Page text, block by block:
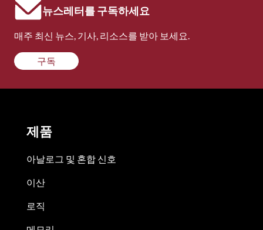
뉴스레터를 구독하세요
매주 최신 뉴스, 기사, 리소스를 받아 보세요.
구독
제품
아날로그 및 혼합 신호
이산
로직